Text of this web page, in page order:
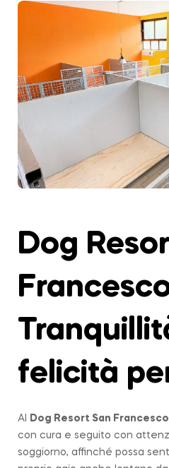
Dog
felicità
Al Dog Resort San Francesco
con cura e seguito con
soggiorno, affinché possa